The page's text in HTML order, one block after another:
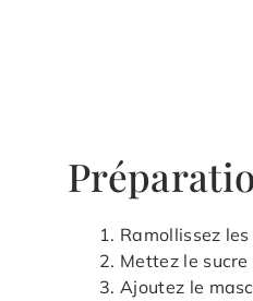
Ramollissez
Mettez le
Ajoutez le